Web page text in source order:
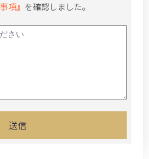
項』 を確認しました。
送信